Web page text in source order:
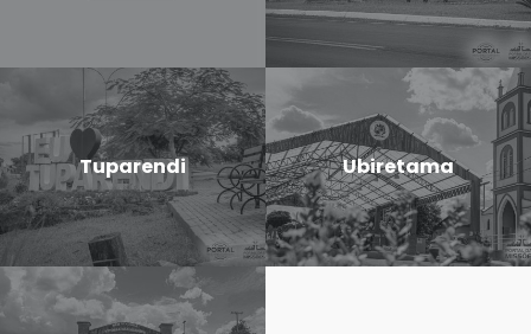
Tuparendi Ubiretama